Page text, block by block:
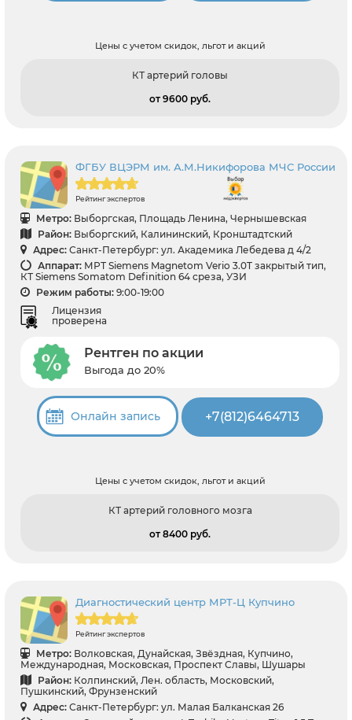
Цены с учетом скидок, льгот и акций
КТ артерий головы
от 9600 pуб.
ФГБУ ВЦЭРМ им. А.М.Никифорова МЧС России
Рейтинг экспертов
Метро: Выборгская, Площадь Ленина, Чернышевская
Район: Выборгский, Калининский, Кронштадтский
Адрес: Санкт-Петербург: ул. Академика Лебедева д 4/2
Аппарат: МРТ Siemens Magnetom Verio 3.0T закрытый тип,
КТ Siemens Somatom Definition 64 среза, УЗИ
Режим работы: 9:00-19:00
Лицензия
проверена
Рентген по акции
Выгода до 20%
Онлайн запись +7(812)6464713
Цены с учетом скидок, льгот и акций
КТ артерий головного мозга
от 8400 pуб.
Диагностический центр МРТ-Ц Купчино
Рейтинг экспертов
Метро: Волковская, Дунайская, Звёздная, Купчино,
Международная, Московская, Проспект Славы, Шушары
Район: Колпинский, Лен. область, Московский,
Пушкинский, Фрунзенский
Адрес: Санкт-Петербург: ул. Малая Балканская 26